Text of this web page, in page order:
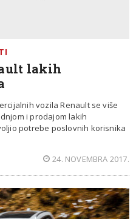
lakih
vozila Renault se više
i prodajom lakih
potrebe poslovnih korisnika
24. NOVEMBRA 2017.